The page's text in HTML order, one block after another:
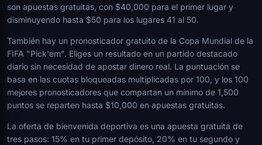
son apuestas gratuitas, con $40,000 para el primer lugar y
disminuyendo hasta $50 para los lugares 41 al 50.
También hay un pronosticador gratuito de la Copa Mundial de la
FIFA "Pick'em". Eliges un resultado en un partido destacado
diario sin necesidad de apostar dinero real. La puntuación se
basa en las cuotas bloqueadas multiplicadas por 100, y los 100
mejores pronosticadores que compartan un mínimo de 1,500
puntos se reparten hasta $10,000 en apuestas gratuitas.
La oferta de bienvenida deportiva es una apuesta gratuita de
tres pasos: 15% en tu primer depósito, 20% en tu segundo y